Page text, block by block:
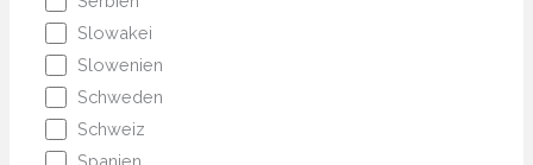
Slowakei
Slowenien
Schweden
Schweiz